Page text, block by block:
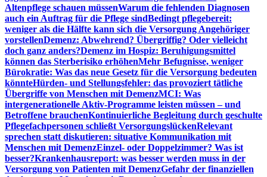
Altenpflege schauen müssenWarum die fehlenden Diagnosen
auch ein Auftrag für die Pflege sindBedingt pflegebereit:
weniger als die Hälfte kann sich die Versorgung Angehöriger
vorstellenDemenz: Abwehrend? Übergriffig? Oder vielleicht
doch ganz anders?Demenz im Hospiz: Beruhigungsmittel
können das Sterberisiko erhöhenMehr Befugnisse, weniger
Bürokratie: Was das neue Gesetz für die Versorgung bedeuten
könnteHürden- und Stellungsfehler: das provoziert tätliche
Übergriffe von Menschen mit DemenzMCI: Was
intergenerationelle Aktiv-Programme leisten müssen – und
Betroffene brauchenKontinuierliche Begleitung durch geschulte
Pflegefachpersonen schließt VersorgungslückenRelevant
sprechen statt diskutieren: situative Kommunikation mit
Menschen mit DemenzEinzel- oder Doppelzimmer? Was ist
besser?Krankenhausreport: was besser werden muss in der
Versorgung von Patienten mit DemenzGefahr der finanziellen